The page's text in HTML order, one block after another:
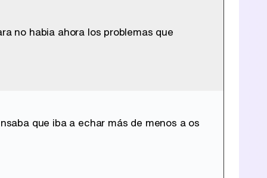
no habia ahora los problemas que
que iba a echar más de menos a os